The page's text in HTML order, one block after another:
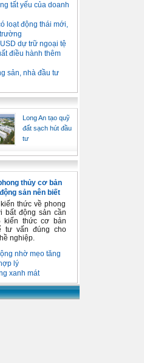
tất yếu của doanh
loạt động thái mới,
dự trữ ngoại tệ
điều hành thêm
sản, nhà đầu tư
Long An tạo quỹ
đất sạch hút đầu
tư
thủy cơ bản
sản nên biết
kiến thức về phong
bất động sản cần
kiến thức cơ bản
tư vấn đúng cho
nghiệp.
nhờ mẹo tăng
lý
xanh mát